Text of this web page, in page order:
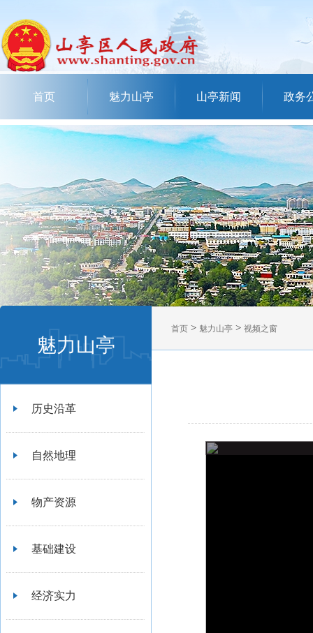
首页 魅力山亭 山亭新闻 政务
魅力山亭
历史沿革
自然地理
物产资源
基础建设
经济实力
首页 > 魅力山亭 > 视频之窗